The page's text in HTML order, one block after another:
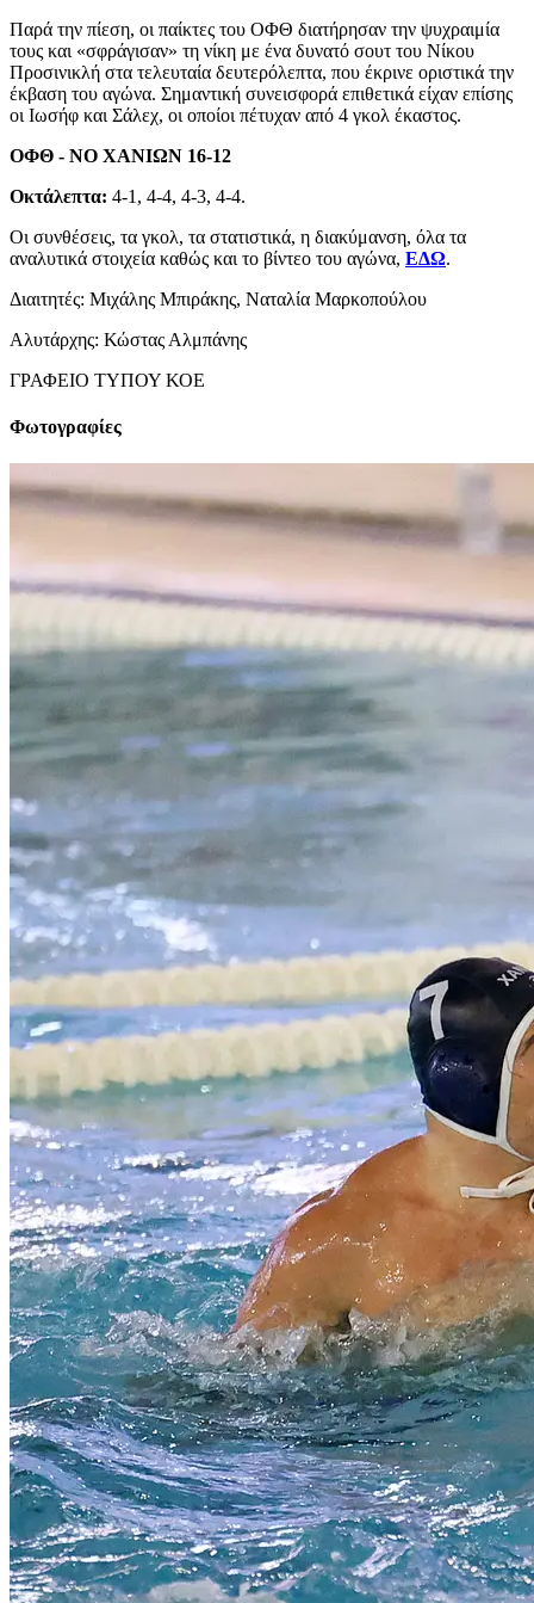
Παρά την πίεση, οι παίκτες του ΟΦΘ διατήρησαν την ψυχραιμία
τους και «σφράγισαν» τη νίκη με ένα δυνατό σουτ του Νίκου
Προσινικλή στα τελευταία δευτερόλεπτα, που έκρινε οριστικά την
έκβαση του αγώνα. Σημαντική συνεισφορά επιθετικά είχαν επίσης
οι Ιωσήφ και Σάλεχ, οι οποίοι πέτυχαν από 4 γκολ έκαστος.
ΟΦΘ - ΝΟ ΧΑΝΙΩΝ 16-12
Οκτάλεπτα: 4-1, 4-4, 4-3, 4-4.
Οι συνθέσεις, τα γκολ, τα στατιστικά, η διακύμανση, όλα τα
αναλυτικά στοιχεία καθώς και το βίντεο του αγώνα, ΕΔΩ.
Διαιτητές: Μιχάλης Μπιράκης, Ναταλία Μαρκοπούλου
Αλυτάρχης: Κώστας Αλμπάνης
ΓΡΑΦΕΙΟ ΤΥΠΟΥ ΚΟΕ
Φωτογραφίες